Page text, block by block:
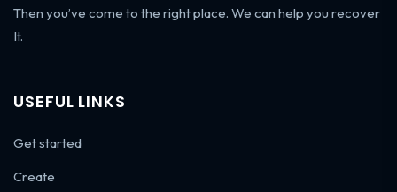
Then you’ve come to the right place. We can help you recover
It.
USEFUL LINKS
Get started
Create